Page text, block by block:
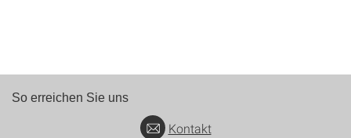
So erreichen Sie uns
Kontakt